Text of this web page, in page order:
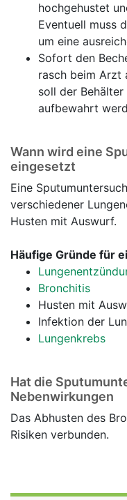
hochgehustet
Eventuell muss
um eine
Sofort den
rasch beim Arzt
soll der
aufbewahrt
Wann wird eine
eingesetzt
Eine
verschiedener
Husten mit Auswurf.
Häufige Gründe für
Bronchitis
Husten mit
Infektion der
Lungenkrebs
Hat die
Nebenwirkungen
Das Abhusten des
Risiken verbunden.